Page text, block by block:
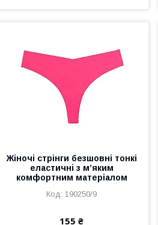
Жіночі стрінги безшовні тонкі
еластичні з м’яким
комфортним матеріалом
190250/9
155 ₴